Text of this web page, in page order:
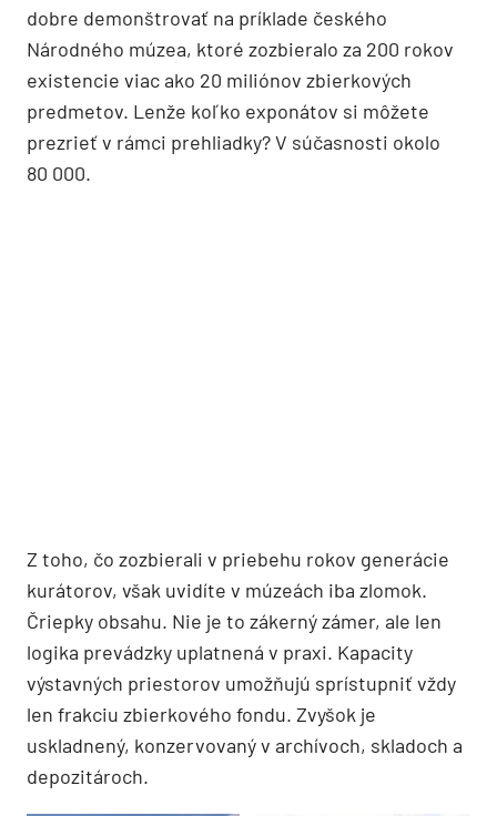
dobre demonštrovať na príklade českého
Národného múzea, ktoré zozbieralo za 200 rokov
existencie viac ako 20 miliónov zbierkových
predmetov. Lenže koľko exponátov si môžete
prezrieť v rámci prehliadky? V súčasnosti okolo
80 000.
Z toho, čo zozbierali v priebehu rokov generácie
kurátorov, však uvidíte v múzeách iba zlomok.
Čriepky obsahu. Nie je to zákerný zámer, ale len
logika prevádzky uplatnená v praxi. Kapacity
výstavných priestorov umožňujú sprístupniť vždy
len frakciu zbierkového fondu. Zvyšok je
uskladnený, konzervovaný v archívoch, skladoch a
depozitároch.